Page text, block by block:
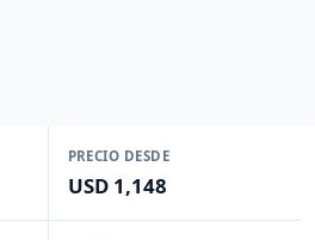
PRECIO DESDE
USD 1,148